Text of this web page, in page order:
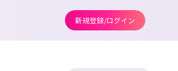
新規登録/ログイン